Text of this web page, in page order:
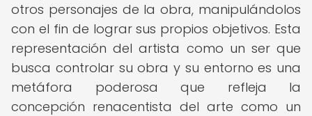
otros personajes de la obra, manipulándolos
con el fin de lograr sus propios objetivos. Esta
representación del artista como un ser que
busca controlar su obra y su entorno es una
metáfora poderosa que refleja la
concepción renacentista del arte como un